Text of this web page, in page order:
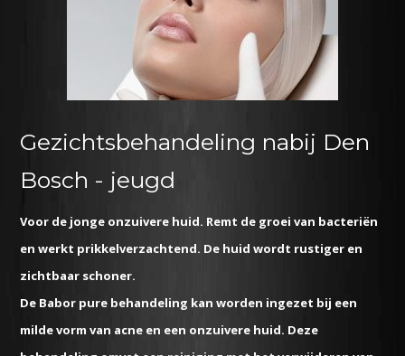
Gezichtsbehandeling nabij Den
Bosch - jeugd
Voor de jonge onzuivere huid. Remt de groei van bacteriën
en werkt prikkelverzachtend. De huid wordt rustiger en
zichtbaar schoner.
De Babor pure behandeling kan worden ingezet bij een
milde vorm van acne en een onzuivere huid. Deze